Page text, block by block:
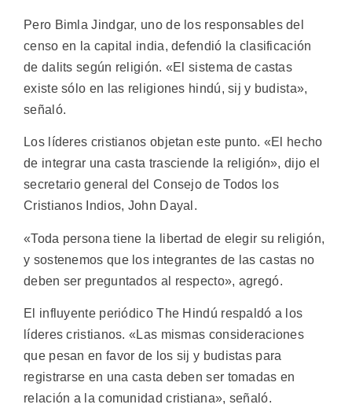
Pero Bimla Jindgar, uno de los responsables del
censo en la capital india, defendió la clasificación
de dalits según religión. «El sistema de castas
existe sólo en las religiones hindú, sij y budista»,
señaló.
Los líderes cristianos objetan este punto. «El hecho
de integrar una casta trasciende la religión», dijo el
secretario general del Consejo de Todos los
Cristianos Indios, John Dayal.
«Toda persona tiene la libertad de elegir su religión,
y sostenemos que los integrantes de las castas no
deben ser preguntados al respecto», agregó.
El influyente periódico The Hindú respaldó a los
líderes cristianos. «Las mismas consideraciones
que pesan en favor de los sij y budistas para
registrarse en una casta deben ser tomadas en
relación a la comunidad cristiana», señaló.